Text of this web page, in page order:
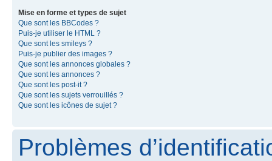
Mise en forme et types de sujet
Que sont les BBCodes ?
Puis-je utiliser le HTML ?
Que sont les smileys ?
Puis-je publier des images ?
Que sont les annonces globales ?
Que sont les annonces ?
Que sont les post-it ?
Que sont les sujets verrouillés ?
Que sont les icônes de sujet ?
Problèmes